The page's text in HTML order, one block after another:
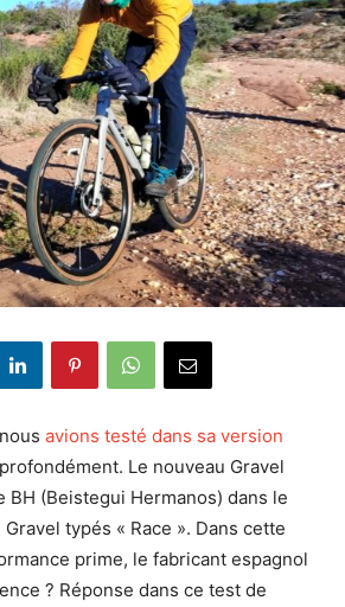
avions testé dans sa version
Le nouveau Gravel
BH (Beistegui Hermanos) dans le
typés « Race ». Dans cette
prime, le fabricant espagnol
? Réponse dans ce test de